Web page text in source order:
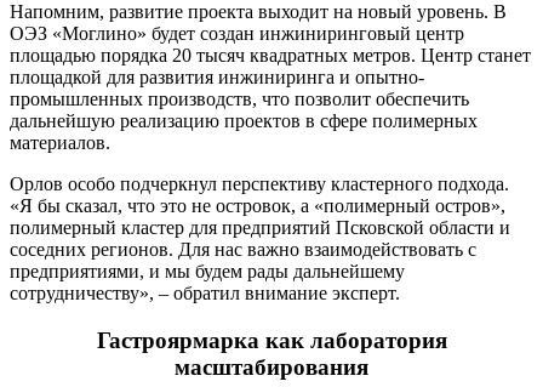
Напомним, развитие проекта выходит на новый уровень. В
ОЭЗ «Моглино» будет создан инжиниринговый центр
площадью порядка 20 тысяч квадратных метров. Центр станет
площадкой для развития инжиниринга и опытно-
промышленных производств, что позволит обеспечить
дальнейшую реализацию проектов в сфере полимерных
материалов.
Орлов особо подчеркнул перспективу кластерного подхода.
«Я бы сказал, что это не островок, а «полимерный остров»,
полимерный кластер для предприятий Псковской области и
соседних регионов. Для нас важно взаимодействовать с
предприятиями, и мы будем рады дальнейшему
сотрудничеству», – обратил внимание эксперт.
Гастроярмарка как лаборатория
масштабирования